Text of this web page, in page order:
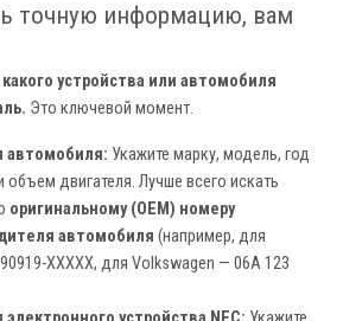
точную информацию, вам
устройства или автомобиля
Это ключевой момент.
автомобиля: Укажите марку, модель, год
объем двигателя. Лучше всего искать
оригинальному (OEM) номеру
автомобиля (например, для
XXXXX, для Volkswagen — 06A 123